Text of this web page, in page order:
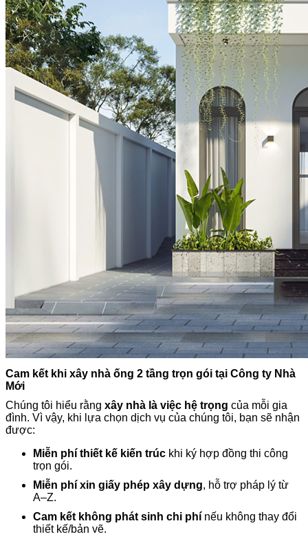
Cam kết khi xây nhà ống 2 tầng trọn gói tại Công ty Nhà
Mới
Chúng tôi hiểu rằng xây nhà là việc hệ trọng của mỗi gia
đình. Vì vậy, khi lựa chọn dịch vụ của chúng tôi, bạn sẽ nhận
được:
Miễn phí thiết kế kiến trúc khi ký hợp đồng thi công
trọn gói.
Miễn phí xin giấy phép xây dựng, hỗ trợ pháp lý từ
A–Z.
Cam kết không phát sinh chi phí nếu không thay đổi
thiết kế/bản vẽ.